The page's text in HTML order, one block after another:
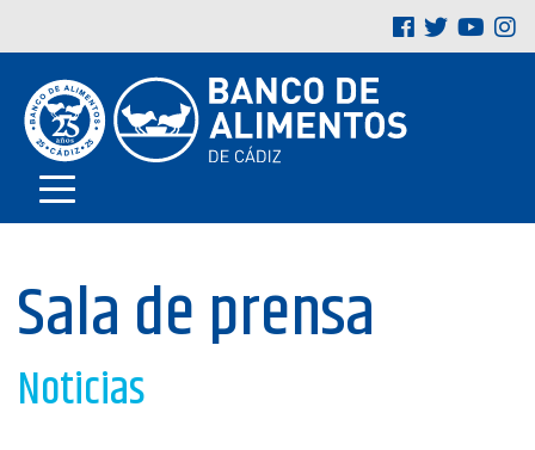
Sala de prensa
Noticias